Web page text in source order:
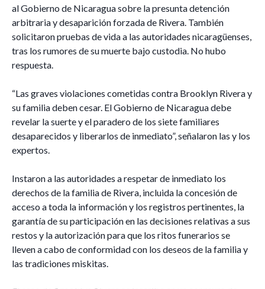
al Gobierno de Nicaragua sobre la presunta detención
arbitraria y desaparición forzada de Rivera. También
solicitaron pruebas de vida a las autoridades nicaragüenses,
tras los rumores de su muerte bajo custodia. No hubo
respuesta.
“Las graves violaciones cometidas contra Brooklyn Rivera y
su familia deben cesar. El Gobierno de Nicaragua debe
revelar la suerte y el paradero de los siete familiares
desaparecidos y liberarlos de inmediato”, señalaron las y los
expertos.
Instaron a las autoridades a respetar de inmediato los
derechos de la familia de Rivera, incluida la concesión de
acceso a toda la información y los registros pertinentes, la
garantía de su participación en las decisiones relativas a sus
restos y la autorización para que los ritos funerarios se
lleven a cabo de conformidad con los deseos de la familia y
las tradiciones miskitas.